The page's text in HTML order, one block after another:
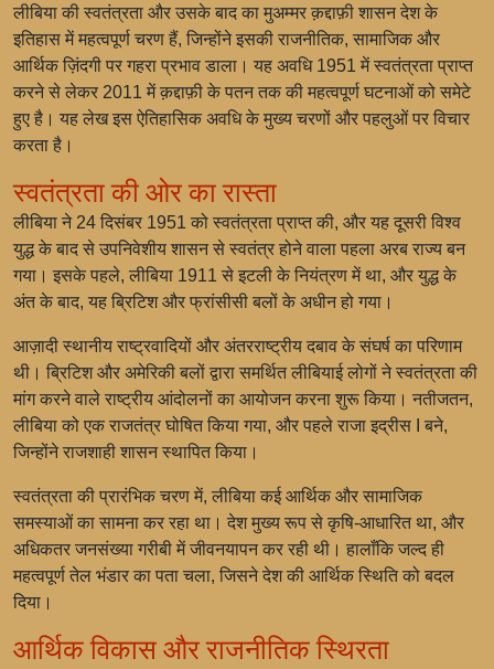
लीबिया की स्वतंत्रता और उसके बाद का मुअम्मर क़द्दाफ़ी शासन देश के
इतिहास में महत्वपूर्ण चरण हैं, जिन्होंने इसकी राजनीतिक, सामाजिक और
आर्थिक ज़िंदगी पर गहरा प्रभाव डाला। यह अवधि 1951 में स्वतंत्रता प्राप्त
करने से लेकर 2011 में क़द्दाफ़ी के पतन तक की महत्वपूर्ण घटनाओं को समेटे
हुए है। यह लेख इस ऐतिहासिक अवधि के मुख्य चरणों और पहलुओं पर विचार
करता है।
स्वतंत्रता की ओर का रास्ता
लीबिया ने 24 दिसंबर 1951 को स्वतंत्रता प्राप्त की, और यह दूसरी विश्व
युद्ध के बाद से उपनिवेशीय शासन से स्वतंत्र होने वाला पहला अरब राज्य बन
गया। इसके पहले, लीबिया 1911 से इटली के नियंत्रण में था, और युद्ध के
अंत के बाद, यह ब्रिटिश और फ्रांसीसी बलों के अधीन हो गया।
आज़ादी स्थानीय राष्ट्रवादियों और अंतरराष्ट्रीय दबाव के संघर्ष का परिणाम
थी। ब्रिटिश और अमेरिकी बलों द्वारा समर्थित लीबियाई लोगों ने स्वतंत्रता की
मांग करने वाले राष्ट्रीय आंदोलनों का आयोजन करना शुरू किया। नतीजतन,
लीबिया को एक राजतंत्र घोषित किया गया, और पहले राजा इद्रीस I बने,
जिन्होंने राजशाही शासन स्थापित किया।
स्वतंत्रता की प्रारंभिक चरण में, लीबिया कई आर्थिक और सामाजिक
समस्याओं का सामना कर रहा था। देश मुख्य रूप से कृषि-आधारित था, और
अधिकतर जनसंख्या गरीबी में जीवनयापन कर रही थी। हालाँकि जल्द ही
महत्वपूर्ण तेल भंडार का पता चला, जिसने देश की आर्थिक स्थिति को बदल
दिया।
आर्थिक विकास और राजनीतिक स्थिरता